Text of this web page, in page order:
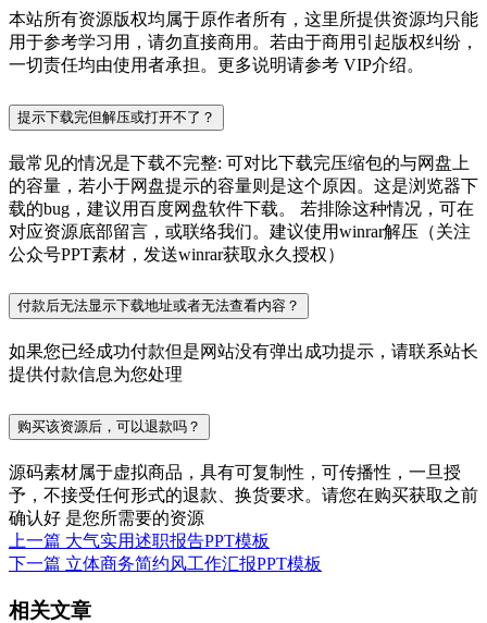
本站所有资源版权均属于原作者所有，这里所提供资源均只能
用于参考学习用，请勿直接商用。若由于商用引起版权纠纷，
一切责任均由使用者承担。更多说明请参考 VIP介绍。
提示下载完但解压或打开不了？
最常见的情况是下载不完整: 可对比下载完压缩包的与网盘上
的容量，若小于网盘提示的容量则是这个原因。这是浏览器下
载的bug，建议用百度网盘软件下载。 若排除这种情况，可在
对应资源底部留言，或联络我们。建议使用winrar解压（关注
公众号PPT素材，发送winrar获取永久授权）
付款后无法显示下载地址或者无法查看内容？
如果您已经成功付款但是网站没有弹出成功提示，请联系站长
提供付款信息为您处理
购买该资源后，可以退款吗？
源码素材属于虚拟商品，具有可复制性，可传播性，一旦授
予，不接受任何形式的退款、换货要求。请您在购买获取之前
确认好 是您所需要的资源
上一篇 大气实用述职报告PPT模板
下一篇 立体商务简约风工作汇报PPT模板
相关文章